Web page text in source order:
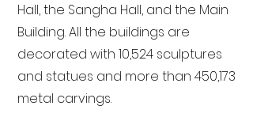
Hall, the Sangha Hall, and the Main
Building. All the buildings are
decorated with 10,524 sculptures
and statues and more than 450,173
metal carvings.